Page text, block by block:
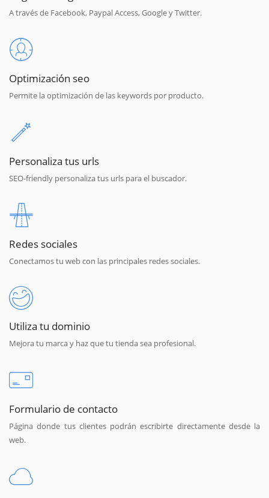
A través de Facebook, Paypal Access, Google y Twitter.
Optimización seo
Permite la optimización de las keywords por producto.
Personaliza tus urls
SEO-friendly personaliza tus urls para el buscador.
Redes sociales
Conectamos tu web con las principales redes sociales.
Utiliza tu dominio
Mejora tu marca y haz que tu tienda sea profesional.
Formulario de contacto
Página donde tus clientes podrán escribirte directamente desde la
web.